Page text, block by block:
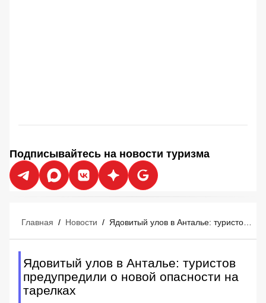
Подписывайтесь на новости туризма
Главная / Новости /
Ядовитый улов в Анталье: туристов
предупредили о новой опасности на
тарелках